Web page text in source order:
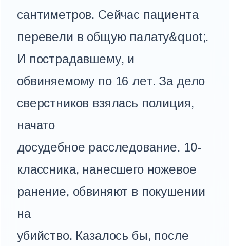
сантиметров. Сейчас пациента
перевели в общую палату&quot;.
И пострадавшему, и
обвиняемому по 16 лет. За дело
сверстников взялась полиция,
начато
досудебное расследование. 10-
классника, нанесшего ножевое
ранение, обвиняют в покушении
на
убийство. Казалось бы, после